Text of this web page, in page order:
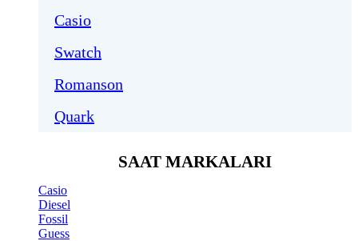
Casio
Swatch
Romanson
Quark
SAAT MARKALARI
Casio
Diesel
Fossil
Guess